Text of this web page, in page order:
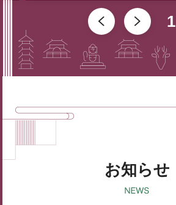
1
お知らせ